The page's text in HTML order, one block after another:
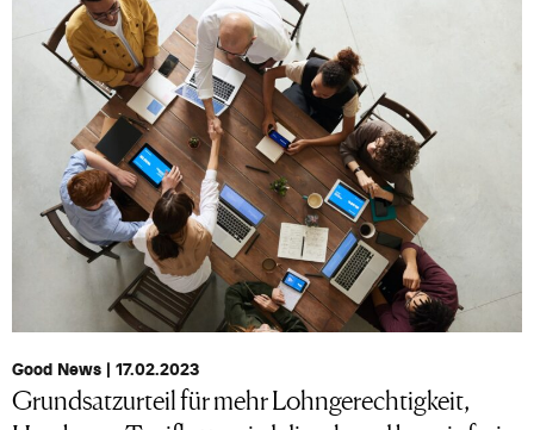
Good News | 17.02.2023
Grundsatzurteil für mehr Lohngerechtigkeit,